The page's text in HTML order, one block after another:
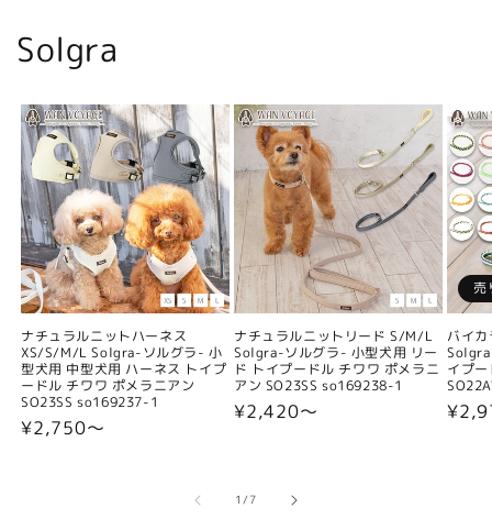
Solgra
ナチュラルニットハーネス
XS/S/M/L Solgra-ソルグラ- 小
型犬用 中型犬用 ハーネス トイプ
ードル チワワ ポメラニアン
SO23SS so169237-1
通
¥2,750〜
ナチュラルニットリード S/M/L
Solgra-ソルグラ- 小型犬用 リー
ド トイプードル チワワ ポメラニ
アン SO23SS so169238-1
通
¥2,420〜
売
バイ
イプ
通
1/の
7